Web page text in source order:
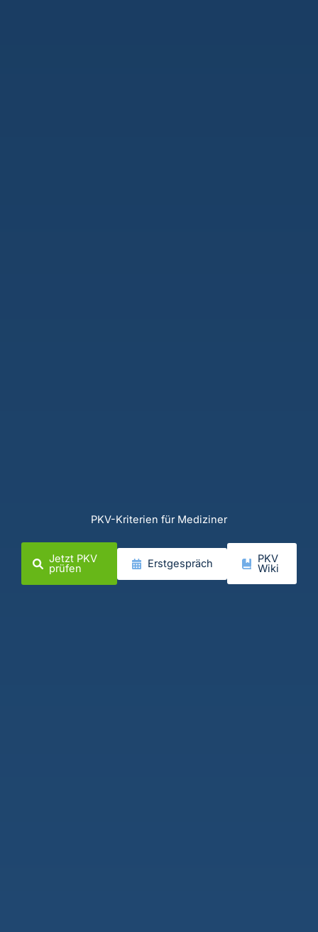
PKV-Kriterien für Mediziner
Jetzt PKV
prüfen Erstgespräch PKV
Wiki